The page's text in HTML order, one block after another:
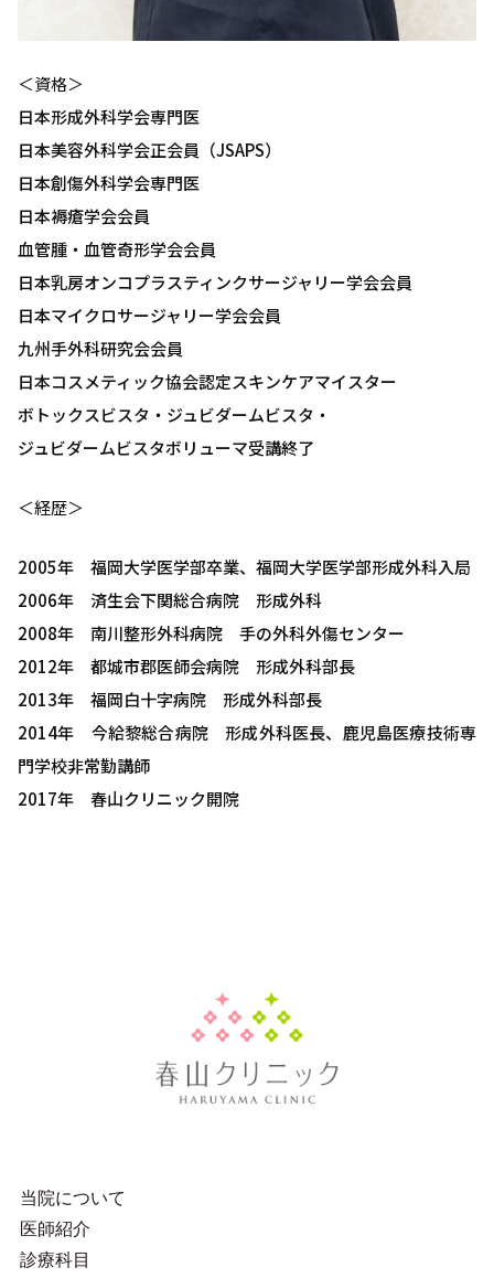
＜資格＞
日本形成外科学会専門医
日本美容外科学会正会員（JSAPS）
日本創傷外科学会専門医
日本褥瘡学会会員
血管腫・血管奇形学会会員
日本乳房オンコプラスティンクサージャリー学会会員
日本マイクロサージャリー学会会員
九州手外科研究会会員
日本コスメティック協会認定スキンケアマイスター
ボトックスビスタ・ジュビダームビスタ・
ジュビダームビスタボリューマ受講終了
＜経歴＞
2005年 福岡大学医学部卒業、福岡大学医学部形成外科入局
2006年 済生会下関総合病院 形成外科
2008年 南川整形外科病院 手の外科外傷センター
2012年 都城市郡医師会病院 形成外科部長
2013年 福岡白十字病院 形成外科部長
2014年 今給黎総合病院 形成外科医長、鹿児島医療技術専
門学校非常勤講師
2017年 春山クリニック開院
当院について
医師紹介
診療科目